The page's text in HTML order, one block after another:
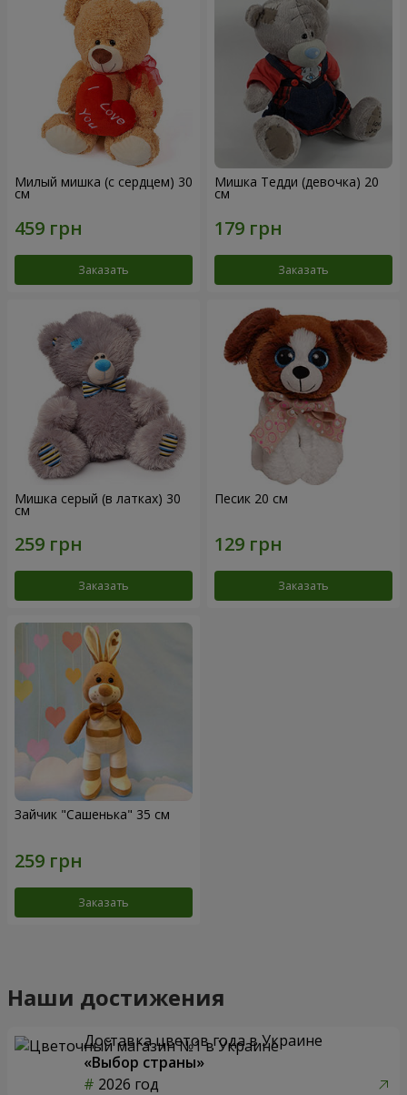
Милый мишка (с сердцем) 30
см
Заказать
Мишка Тедди (девочка) 20
см
Заказать
Мишка серый (в латках) 30
см
Заказать
Песик 20 см
Заказать
Зайчик "Сашенька" 35 см
Заказать
Наши достижения
Доставка цветов года в Украине
«Выбор страны»
2026 год